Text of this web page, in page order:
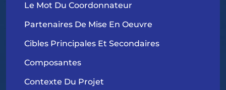
Le Mot Du Coordonnateur
Partenaires De Mise En Oeuvre
Cibles Principales Et Secondaires
Composantes
Contexte Du Projet